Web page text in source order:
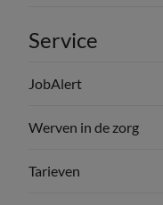
Service
JobAlert
Werven in de zorg
Tarieven